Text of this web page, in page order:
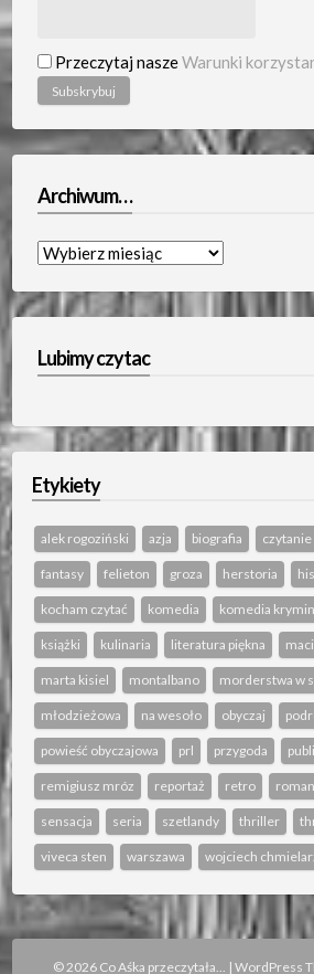
Przeczytaj naszeWarunki
Archiwum…
Archiwum…
Lubimy czytac
Etykiety
alek rogoziński azja biografia czytanie
fantasy felieton groza herstoria
kocham czytać komedia komedia
książki kulinaria literatura piękna
marta kisiel montalbano morderstwa w
młodzieżowa na wesoło obyczaj
powieść obyczajowa prl przygoda
remigiusz mróz reportaż retro
sensacja seria szetlandy thriller
viveca sten warszawa wojciech
© 2026 Co Aśka przeczytała... | WordPress